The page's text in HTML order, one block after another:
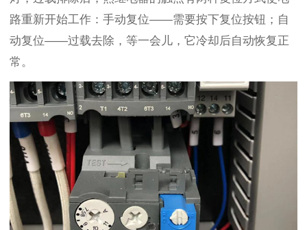
路重新开始工作：手动复位——需要按下复位按钮；自
动复位——过载去除，等一会儿，它冷却后自动恢复正
常。